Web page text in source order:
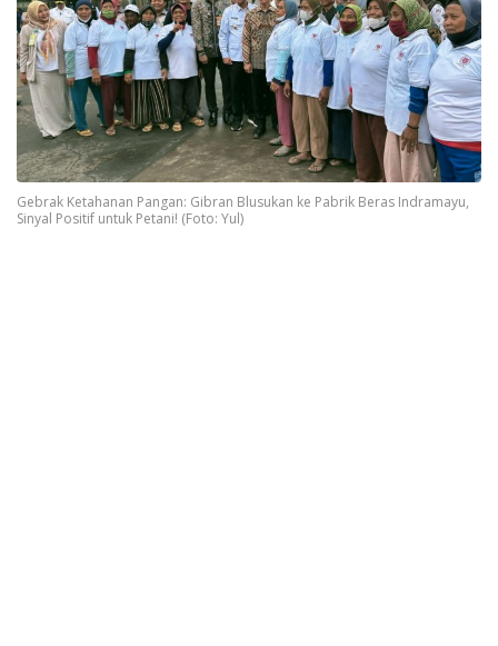
Gebrak Ketahanan Pangan: Gibran Blusukan ke Pabrik Beras Indramayu,
Sinyal Positif untuk Petani! (Foto: Yul)